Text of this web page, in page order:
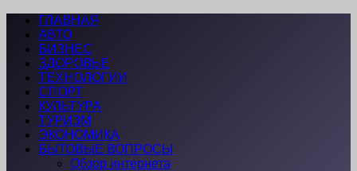
ГЛАВНАЯ
АВТО
БИЗНЕС
ЗДОРОВЬЕ
ТЕХНОЛОГИИ
СПОРТ
КУЛЬТУРА
ТУРИЗМ
ЭКОНОМИКА
БЫТОВЫЕ ВОПРОСЫ
Обзор интернета